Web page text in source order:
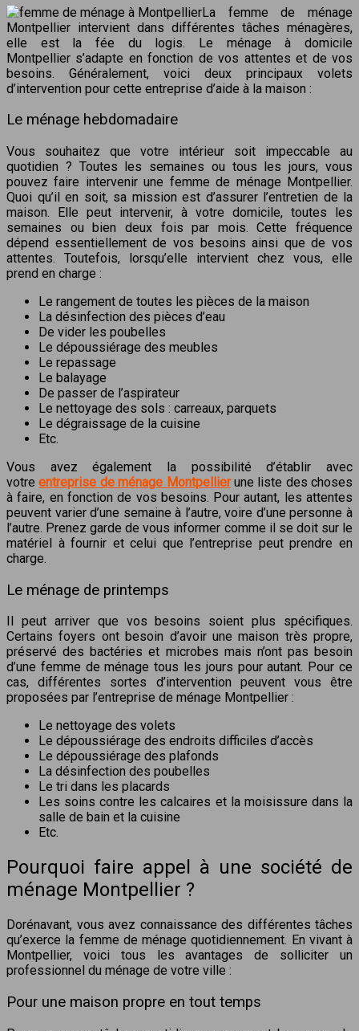
La femme de ménage
Montpellier intervient dans différentes tâches ménagères,
elle est la fée du logis. Le ménage à domicile
Montpellier s’adapte en fonction de vos attentes et de vos
besoins. Généralement, voici deux principaux volets
d’intervention pour cette entreprise d’aide à la maison :
Le ménage hebdomadaire
Vous souhaitez que votre intérieur soit impeccable au
quotidien ? Toutes les semaines ou tous les jours, vous
pouvez faire intervenir une femme de ménage Montpellier.
Quoi qu’il en soit, sa mission est d’assurer l’entretien de la
maison. Elle peut intervenir, à votre domicile, toutes les
semaines ou bien deux fois par mois. Cette fréquence
dépend essentiellement de vos besoins ainsi que de vos
attentes. Toutefois, lorsqu’elle intervient chez vous, elle
prend en charge :
Le rangement de toutes les pièces de la maison
La désinfection des pièces d’eau
De vider les poubelles
Le dépoussiérage des meubles
Le repassage
Le balayage
De passer de l’aspirateur
Le nettoyage des sols : carreaux, parquets
Le dégraissage de la cuisine
Etc.
Vous avez également la possibilité d’établir avec
votreentreprise de ménage Montpellierune liste des choses
à faire, en fonction de vos besoins. Pour autant, les attentes
peuvent varier d’une semaine à l’autre, voire d’une personne à
l’autre. Prenez garde de vous informer comme il se doit sur le
matériel à fournir et celui que l’entreprise peut prendre en
charge.
Le ménage de printemps
Il peut arriver que vos besoins soient plus spécifiques.
Certains foyers ont besoin d’avoir une maison très propre,
préservé des bactéries et microbes mais n’ont pas besoin
d’une femme de ménage tous les jours pour autant. Pour ce
cas, différentes sortes d’intervention peuvent vous être
proposées par l’entreprise de ménage Montpellier :
Le nettoyage des volets
Le dépoussiérage des endroits difficiles d’accès
Le dépoussiérage des plafonds
La désinfection des poubelles
Le tri dans les placards
Les soins contre les calcaires et la moisissure dans la
salle de bain et la cuisine
Etc.
Pourquoi faire appel à une société de
ménage Montpellier ?
Dorénavant, vous avez connaissance des différentes tâches
qu’exerce la femme de ménage quotidiennement. En vivant à
Montpellier, voici tous les avantages de solliciter un
professionnel du ménage de votre ville :
Pour une maison propre en tout temps